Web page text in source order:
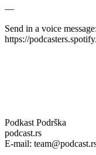
—
Send in a voice message:
https://
Podkast Podrška
podcast.rs
E-mail: